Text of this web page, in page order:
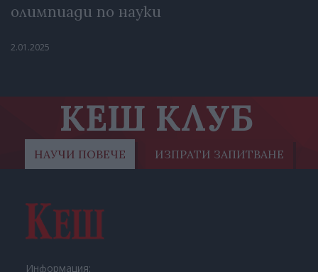
олимпиади по науки
2.01.2025
КЕШ КЛУБ
НАУЧИ ПОВЕЧЕ ИЗПРАТИ ЗАПИТВАНЕ
Информация: